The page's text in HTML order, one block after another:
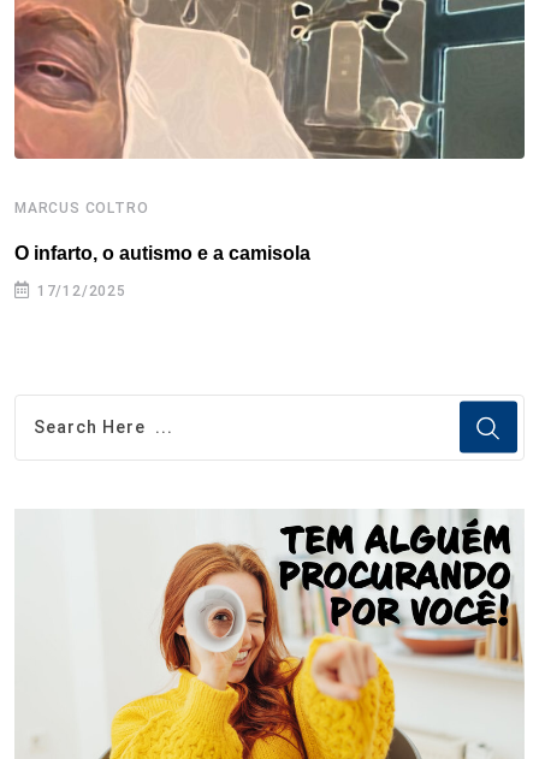
MARCUS COLTRO
O infarto, o autismo e a camisola
17/12/2025